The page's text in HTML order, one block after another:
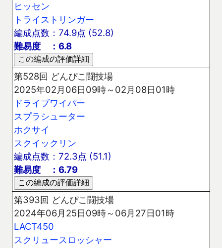
ヒッセン
トライストリンガー
編成点数：74.9点 (52.8)
難易度 ：6.8
第528回 どんぴこ闘技場
2025年02月06日09時～02月08日01時
ドライブワイパー
スプラシューター
ホクサイ
スクイックリン
編成点数：72.3点 (51.1)
難易度 ：6.79
第393回 どんぴこ闘技場
2024年06月25日09時～06月27日01時
LACT450
スクリュースロッシャー